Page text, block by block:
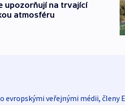
upozorňují na trvající
atmosféru
evropskými veřejnými médii, členy